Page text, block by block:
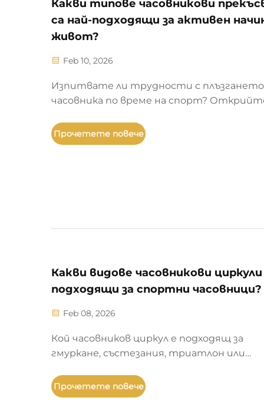
Какви типове часовникови
са най-подходящи за активен
живот?
Feb 10, 2026
Изпитвате ли трудности с плъзгането
часовника по време на спорт?
спортнисти — деплоуънт, дайвер, НАТО,
и други. Вижте данните от
Прочетете повече
Какви видове часовникови циркули
подходящи за спортни часовници?
Feb 08, 2026
Кой часовников циркул е подходящ за
гмуркане, състезания, триатлон или
еднопосочни, тахиметрични, обратно
броещи, GMT и керамични циркули по
Прочетете повече